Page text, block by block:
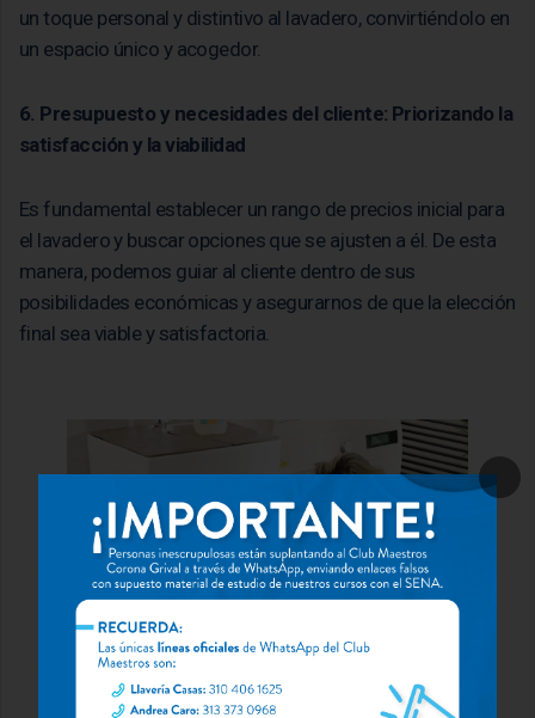
un toque personal y distintivo al lavadero, convirtiéndolo en
un espacio único y acogedor.
6. Presupuesto y necesidades del cliente: Priorizando la
satisfacción y la viabilidad
Es fundamental establecer un rango de precios inicial para
el lavadero y buscar opciones que se ajusten a él. De esta
manera, podemos guiar al cliente dentro de sus
posibilidades económicas y asegurarnos de que la elección
final sea viable y satisfactoria.